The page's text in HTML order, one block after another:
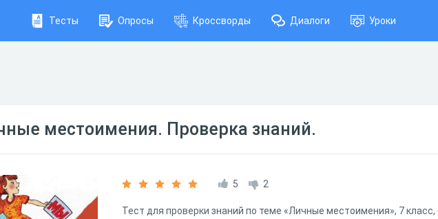
Тесты Опросы Кроссворды Диалоги Уроки
местоимения. Проверка знаний.
5 2
Тест для проверки знаний по теме «Личные местоимения», 7